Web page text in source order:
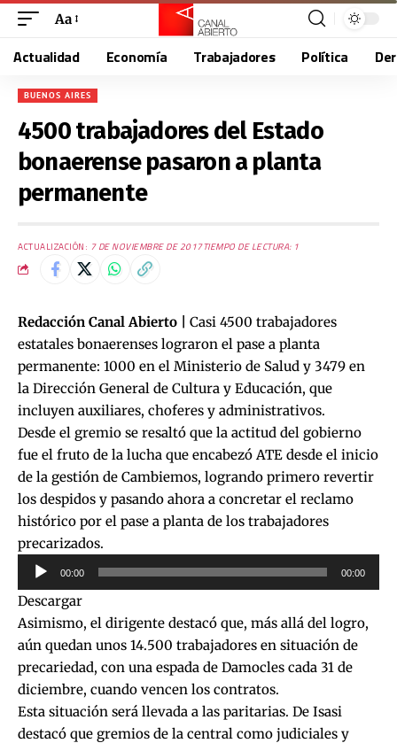
Aa
Actualidad Economía Trabajadores Política
BUENOS AIRES
4500 trabajadores del Estado
bonaerense pasaron a planta
permanente
ACTUALIZACIÓN: 7 DE NOVIEMBRE DE 2017TIEMPO DE LECTURA: 1
Redacción Canal Abierto |
Casi 4500 trabajadores
estatales bonaerenses lograron el pase a planta
permanente: 1000 en el Ministerio de Salud y 3479 en
la Dirección General de Cultura y Educación, que
incluyen auxiliares, choferes y administrativos.
Desde el gremio se resaltó que la actitud del gobierno
fue el fruto de la lucha que encabezó ATE desde el inicio
de la gestión de Cambiemos, logrando primero revertir
los despidos y pasando ahora a concretar el reclamo
histórico por el pase a planta de los trabajadores
precarizados.
Reproductor
de
audio
00:00 00:00
Descargar
Asimismo, el dirigente destacó que, más allá del logro,
aún quedan unos 14.500 trabajadores en situación de
precariedad, con una espada de Damocles cada 31 de
diciembre, cuando vencen los contratos.
Esta situación será llevada a las paritarias. De Isasi
destacó que gremios de la central como judiciales y